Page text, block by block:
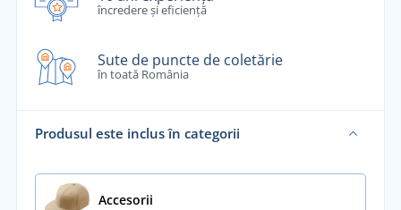
încredere și eficiență
Sute de puncte de coletărie
în toată România
Produsul este inclus în categorii
Accesorii